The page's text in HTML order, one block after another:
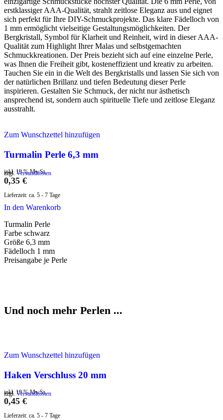
erstklassiger AAA-Qualität, strahlt zeitlose Eleganz aus und eignet
sich perfekt für Ihre DIY-Schmuckprojekte. Das klare Fädelloch von
1 mm ermöglicht vielseitige Gestaltungsmöglichkeiten. Der
Bergkristall, Symbol für Klarheit und Reinheit, wird in dieser AAA-
Qualität zum Highlight Ihrer Malas und selbstgemachten
Schmuckkreationen. Der Preis bezieht sich auf eine einzelne Perle,
was Ihnen die Freiheit gibt, kosteneffizient und kreativ zu arbeiten.
Tauchen Sie ein in die Welt des Bergkristalls und lassen Sie sich von
der natürlichen Brillanz und tiefen Bedeutung dieser Perle
inspirieren. Gestalten Sie Schmuck, der nicht nur ästhetisch
ansprechend ist, sondern auch spirituelle Tiefe und zeitlose Eleganz
ausstrahlt.
Zum Wunschzettel hinzufügen
Turmalin Perle 6,3 mm
inkl. 19 % MwSt.
zzgl. Versandkosten
0,35 €
Lieferzeit: ca. 5 - 7 Tage
In den Warenkorb
Turmalin Perle
Farbe schwarz
Größe 6,3 mm
Fädelloch 1 mm
Preisangabe je Perle
Und noch mehr Perlen ...
Zum Wunschzettel hinzufügen
Haken Verschluss 20 mm
inkl. 19 % MwSt.
zzgl. Versandkosten
0,45 €
Lieferzeit: ca. 5 - 7 Tage